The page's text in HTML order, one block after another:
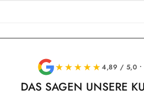
★★★★★4,89 / 5,0 •
DAS SAGEN UNSERE